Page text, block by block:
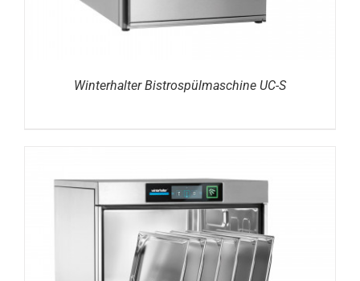
Winterhalter Bistrospülmaschine UC-S